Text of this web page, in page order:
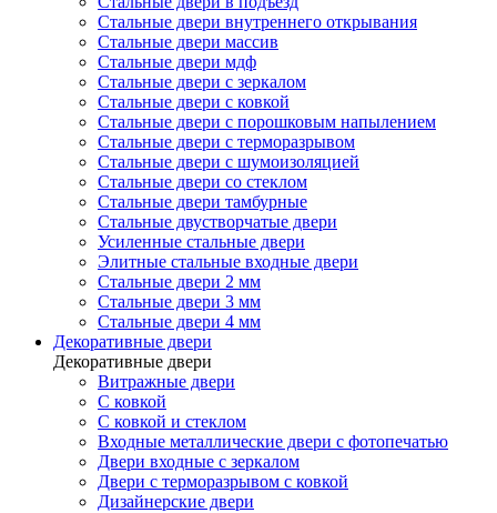
Стальные двери внутреннего открывания
Стальные двери массив
Стальные двери мдф
Стальные двери с зеркалом
Стальные двери с ковкой
Стальные двери с порошковым напылением
Стальные двери с терморазрывом
Стальные двери с шумоизоляцией
Стальные двери со стеклом
Стальные двери тамбурные
Стальные двустворчатые двери
Усиленные стальные двери
Элитные стальные входные двери
Стальные двери 2 мм
Стальные двери 3 мм
Стальные двери 4 мм
Декоративные двери
Декоративные двери
Витражные двери
С ковкой
С ковкой и стеклом
Входные металлические двери с фотопечатью
Двери входные с зеркалом
Двери с терморазрывом с ковкой
Дизайнерские двери